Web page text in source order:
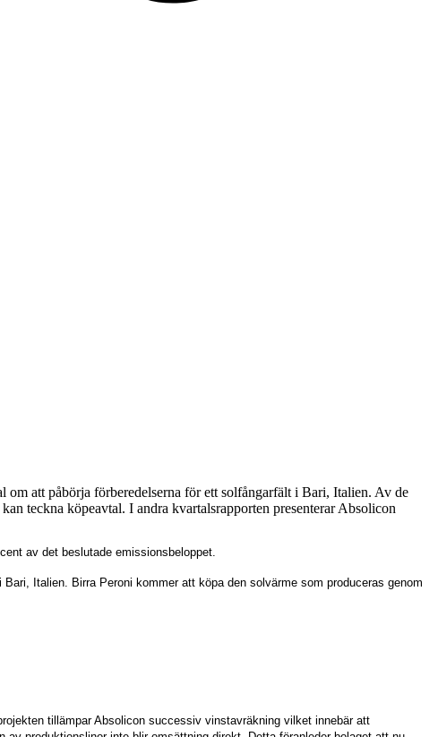
att påbörja förberedelserna för ett solfångarfält i Bari, Italien. Av de
teckna köpeavtal. I andra kvartalsrapporten presenterar Absolicon
av det beslutade emissionsbeloppet.
Italien. Birra Peroni kommer att köpa den solvärme som produceras genom
tillämpar Absolicon successiv vinstavräkning vilket innebär att